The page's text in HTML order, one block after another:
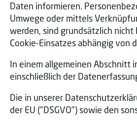
Daten informieren.
Umwege oder mittels
werden, sind grundsätzlich
Cookie-Einsatzes abhängig von
In einem allgemeinen Abschnitt
einschließlich der
Die in unserer
der EU ("DSGVO") sowie den